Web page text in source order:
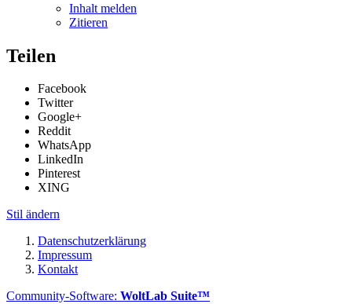
Inhalt melden
Zitieren
Teilen
Facebook
Twitter
Google+
Reddit
WhatsApp
LinkedIn
Pinterest
XING
Stil ändern
Datenschutzerklärung
Impressum
Kontakt
Community-Software: WoltLab Suite™